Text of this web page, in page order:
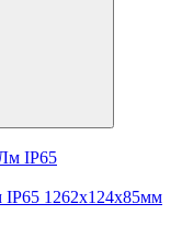
1262х124х85мм